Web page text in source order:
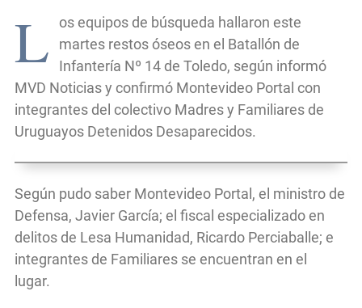
L
os equipos de búsqueda hallaron este
martes restos óseos en el Batallón de
Infantería Nº 14 de Toledo, según informó
MVD Noticias y confirmó Montevideo Portal con
integrantes del colectivo Madres y Familiares de
Uruguayos Detenidos Desaparecidos.
Según pudo saber Montevideo Portal, el ministro de
Defensa, Javier García; el fiscal especializado en
delitos de Lesa Humanidad, Ricardo Perciaballe; e
integrantes de Familiares se encuentran en el
lugar.